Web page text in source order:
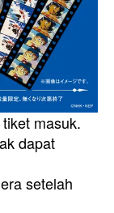
masuk.
dapat
setelah